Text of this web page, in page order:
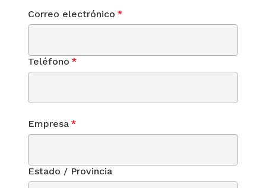
Correo electrónico *
Teléfono *
Empresa *
Estado / Provincia